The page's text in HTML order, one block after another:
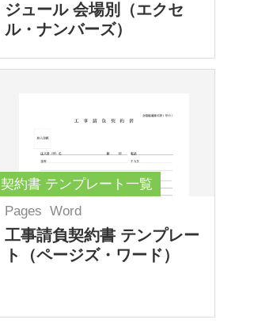
ジュール 会場別（エクセ
ル・ナンバーズ）
契約書 テンプレート一覧
Pages Word
工事請負契約書 テンプレー
ト（ページズ・ワード）